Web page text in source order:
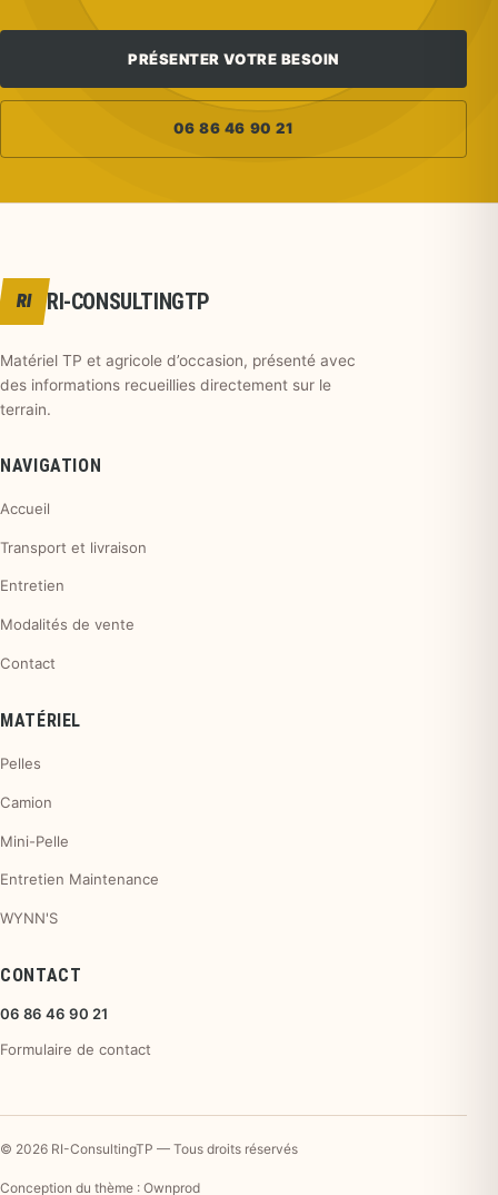
PRÉSENTER VOTRE BESOIN
06 86 46 90 21
RI RI-CONSULTINGTP
Matériel TP et agricole d’occasion, présenté avec
des informations recueillies directement sur le
terrain.
NAVIGATION
Accueil
Transport et livraison
Entretien
Modalités de vente
Contact
MATÉRIEL
Pelles
Camion
Mini-Pelle
Entretien Maintenance
WYNN'S
CONTACT
06 86 46 90 21
Formulaire de contact
© 2026 RI-ConsultingTP — Tous droits réservés
Conception du thème : Ownprod